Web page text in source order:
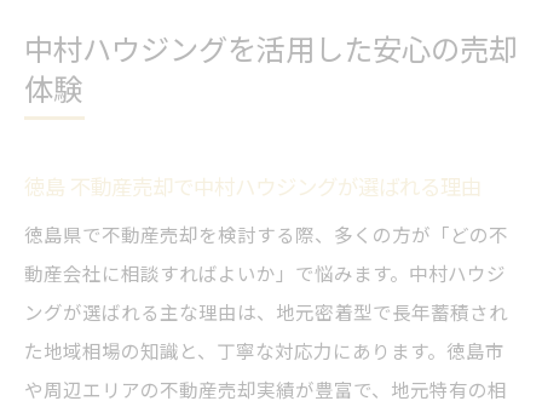
中村ハウジングを活用した安心の売却
体験
徳島 不動産売却で中村ハウジングが選ばれる理由
徳島県で不動産売却を検討する際、多くの方が「どの不
動産会社に相談すればよいか」で悩みます。中村ハウジ
ングが選ばれる主な理由は、地元密着型で長年蓄積され
た地域相場の知識と、丁寧な対応力にあります。徳島市
や周辺エリアの不動産売却実績が豊富で、地元特有の相